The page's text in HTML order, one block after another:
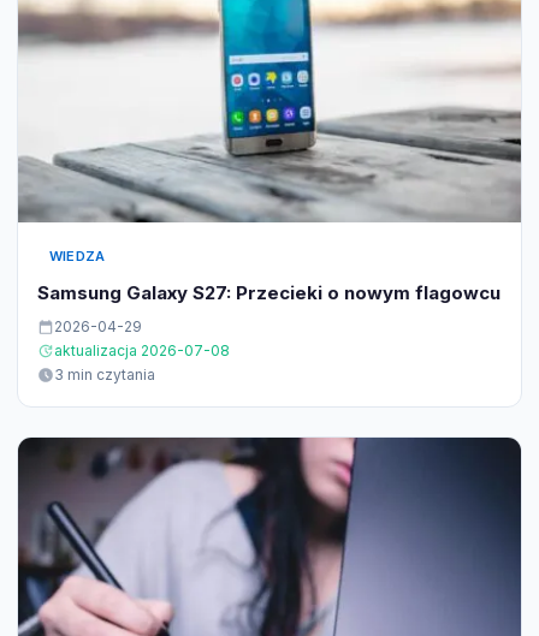
WIEDZA
Samsung Galaxy S27: Przecieki o nowym flagowcu
2026-04-29
aktualizacja 2026-07-08
3 min czytania